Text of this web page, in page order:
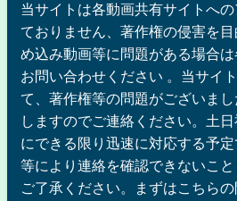
当サイトは各動画共有サイトへ
ておりません、著作権の侵害を
め込み動画等に問題がある場合
お問い合わせください 。当サイ
て、著作権等の問題がございま
しますのでご連絡ください。土
にできる限り迅速に対応する予
等により連絡を確認できないこと
ご了承ください。まずはこちら